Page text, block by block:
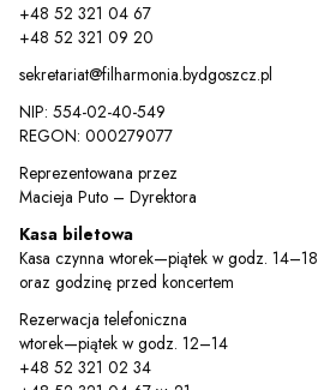
+48 52 321 04 67
+48 52 321 09 20
sekretariat@filharmonia.bydgoszcz.pl
NIP: 554-02-40-549
REGON: 000279077
Reprezentowana przez
Macieja Puto – Dyrektora
Kasa biletowa
Kasa czynna wtorek—piątek w godz. 14–18
oraz godzinę przed koncertem
Rezerwacja telefoniczna
wtorek—piątek w godz. 12–14
+48 52 321 02 34